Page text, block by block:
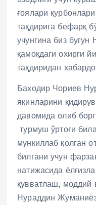
ғоялари
тақдирига бефарқ
учунгина биз
қамоқдаги охирги
тақдиридан
Баходир Чориев
яқинларини
давомида олиб
турмуш ўртоғи
мункиллаб қолган
билгани учун
натижасида
қувватлаш,
Нураддин